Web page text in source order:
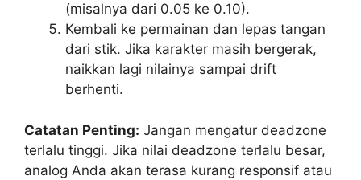
(misalnya dari 0.05 ke 0.10).
Kembali ke permainan dan lepas tangan
dari stik. Jika karakter masih bergerak,
naikkan lagi nilainya sampai drift
berhenti.
Catatan Penting: Jangan mengatur deadzone
terlalu tinggi. Jika nilai deadzone terlalu besar,
analog Anda akan terasa kurang responsif atau